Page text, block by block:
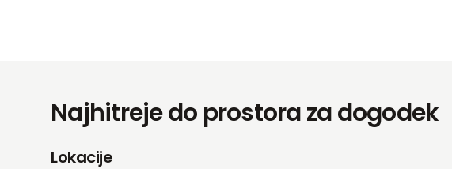
Najhitreje do prostora za dogodek
Lokacije